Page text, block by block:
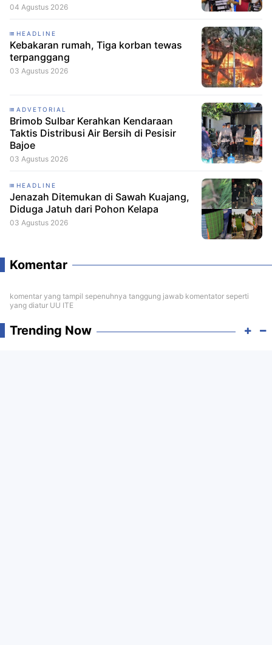
04 Agustus 2026
HEADLINE
Kebakaran rumah, Tiga korban tewas
terpanggang
03 Agustus 2026
ADVETORIAL
Brimob Sulbar Kerahkan Kendaraan
Taktis Distribusi Air Bersih di Pesisir
Bajoe
03 Agustus 2026
HEADLINE
Jenazah Ditemukan di Sawah Kuajang,
Diduga Jatuh dari Pohon Kelapa
03 Agustus 2026
Komentar
komentar yang tampil sepenuhnya tanggung jawab komentator seperti
yang diatur UU ITE
Trending Now